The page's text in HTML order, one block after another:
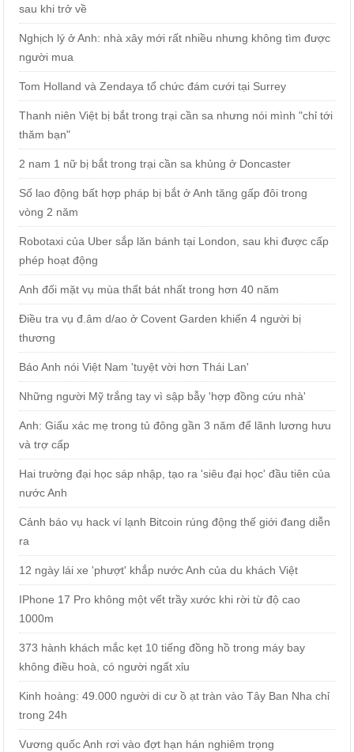
sau khi trở về
Nghịch lý ở Anh: nhà xây mới rất nhiều nhưng không tìm được
người mua
Tom Holland và Zendaya tổ chức đám cưới tại Surrey
Thanh niên Việt bị bắt trong trại cần sa nhưng nói mình "chỉ tới
thăm bạn"
2 nam 1 nữ bị bắt trong trại cần sa khủng ở Doncaster
Số lao động bất hợp pháp bị bắt ở Anh tăng gấp đôi trong
vòng 2 năm
Robotaxi của Uber sắp lăn bánh tại London, sau khi được cấp
phép hoạt động
Anh đối mặt vụ mùa thất bát nhất trong hơn 40 năm
Điều tra vụ đ.âm d/ao ở Covent Garden khiến 4 người bị
thương
Báo Anh nói Việt Nam 'tuyệt vời hơn Thái Lan'
Những người Mỹ trắng tay vì sập bẫy 'hợp đồng cứu nhà'
Anh: Giấu xác mẹ trong tủ đông gần 3 năm để lãnh lương hưu
và trợ cấp
Hai trường đại học sáp nhập, tạo ra 'siêu đại học' đầu tiên của
nước Anh
Cảnh báo vụ hack ví lạnh Bitcoin rúng động thế giới đang diễn
ra
12 ngày lái xe 'phượt' khắp nước Anh của du khách Việt
IPhone 17 Pro không một vết trầy xước khi rời từ độ cao
1000m
373 hành khách mắc kẹt 10 tiếng đồng hồ trong máy bay
không điều hoà, có người ngất xỉu
Kinh hoàng: 49.000 người di cư ồ ạt tràn vào Tây Ban Nha chỉ
trong 24h
Vương quốc Anh rơi vào đợt hạn hán nghiêm trọng